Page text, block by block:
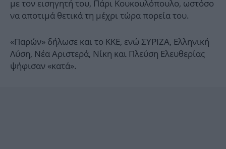
με τον εισηγητή του, Πάρι Κουκουλόπουλο, ωστόσο
να αποτιμά θετικά τη μέχρι τώρα πορεία του.
«Παρών» δήλωσε και το ΚΚΕ, ενώ ΣΥΡΙΖΑ, Ελληνική
Λύση, Νέα Αριστερά, Νίκη και Πλεύση Ελευθερίας
ψήφισαν «κατά».